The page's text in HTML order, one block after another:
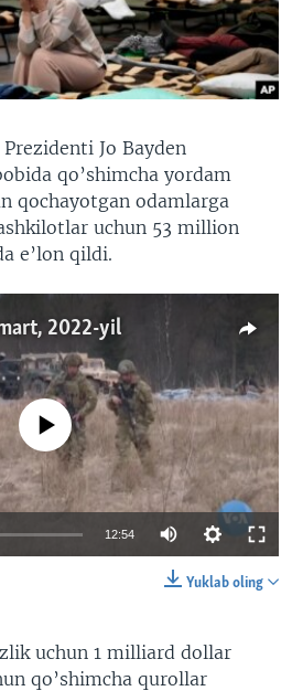
Jo Bayden
qo’shimcha yordam
qochayotgan odamlarga
uchun 53 million
e’lon qildi.
2022-yil
currently available
12:54
Yuklab oling
uchun 1 milliard dollar
qo’shimcha qurollar